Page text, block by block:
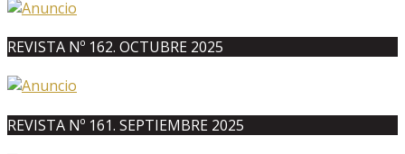
REVISTA Nº 162. OCTUBRE 2025
REVISTA Nº 161. SEPTIEMBRE 2025